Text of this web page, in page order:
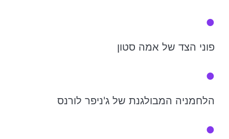
פוני הצד של אמה סטון
הלחמניה המבולגנת של ג'ניפר לורנס